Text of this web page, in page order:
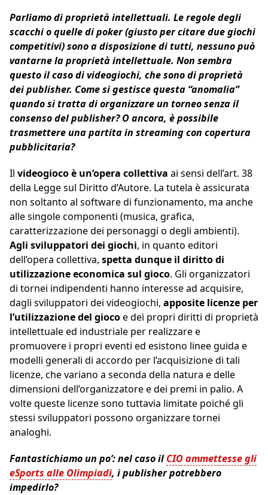
Parliamo di proprietà intellettuali. Le regole degli
scacchi o quelle di poker (giusto per citare due giochi
competitivi) sono a disposizione di tutti, nessuno può
vantarne la proprietà intellettuale. Non sembra
questo il caso di videogiochi, che sono di proprietà
dei publisher. Come si gestisce questa “anomalia”
quando si tratta di organizzare un torneo senza il
consenso del publisher? O ancora, è possibile
trasmettere una partita in streaming con copertura
pubblicitaria?
Il videogioco è un’opera collettiva ai sensi dell’art. 38
della Legge sul Diritto d’Autore. La tutela è assicurata
non soltanto al software di funzionamento, ma anche
alle singole componenti (musica, grafica,
caratterizzazione dei personaggi o degli ambienti).
Agli sviluppatori dei giochi, in quanto editori
dell’opera collettiva, spetta dunque il diritto di
utilizzazione economica sul gioco. Gli organizzatori
di tornei indipendenti hanno interesse ad acquisire,
dagli sviluppatori dei videogiochi, apposite licenze per
l’utilizzazione del giocoe dei propri diritti di proprietà
intellettuale ed industriale per realizzare e
promuovere i propri eventi ed esistono linee guida e
modelli generali di accordo per l’acquisizione di tali
licenze, che variano a seconda della natura e delle
dimensioni dell’organizzatore e dei premi in palio. A
volte queste licenze sono tuttavia limitate poiché gli
stessi sviluppatori possono organizzare tornei
analoghi.
Fantastichiamo un po’: nel caso ilCIO ammettesse gli
eSports alle Olimpiadi, i publisher potrebbero
impedirlo?